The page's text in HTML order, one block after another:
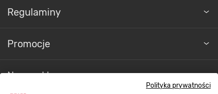
Polityka prywatności
Regulaminy
Promocje
Nasze sklepy